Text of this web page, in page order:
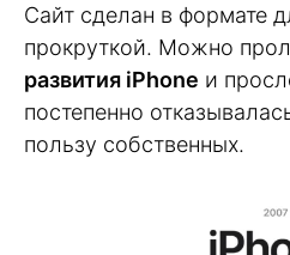
Сайт сделан в формате
прокруткой. Можно
развития iPhone и
постепенно
пользу собственных.